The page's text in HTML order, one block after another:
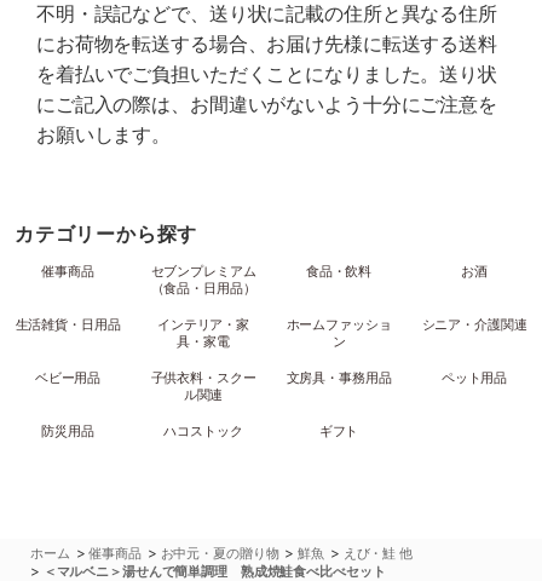
不明・誤記などで、送り状に記載の住所と異なる住所
にお荷物を転送する場合、お届け先様に転送する送料
を着払いでご負担いただくことになりました。送り状
にご記入の際は、お間違いがないよう十分にご注意を
お願いします。
カテゴリーから探す
催事商品
セブンプレミアム
（食品・日用品）
食品・飲料 お酒
生活雑貨・日用品
インテリア・家
具・家電
ホームファッショ
ン
シニア・介護関連
ベビー用品
子供衣料・スクー
ル関連
文房具・事務用品 ペット用品
防災用品 ハコストック ギフト
ホーム >催事商品 > お中元・夏の贈り物 >鮮魚 > えび・鮭 他
> ＜マルベニ＞湯せんで簡単調理 熟成焼鮭食べ比べセット